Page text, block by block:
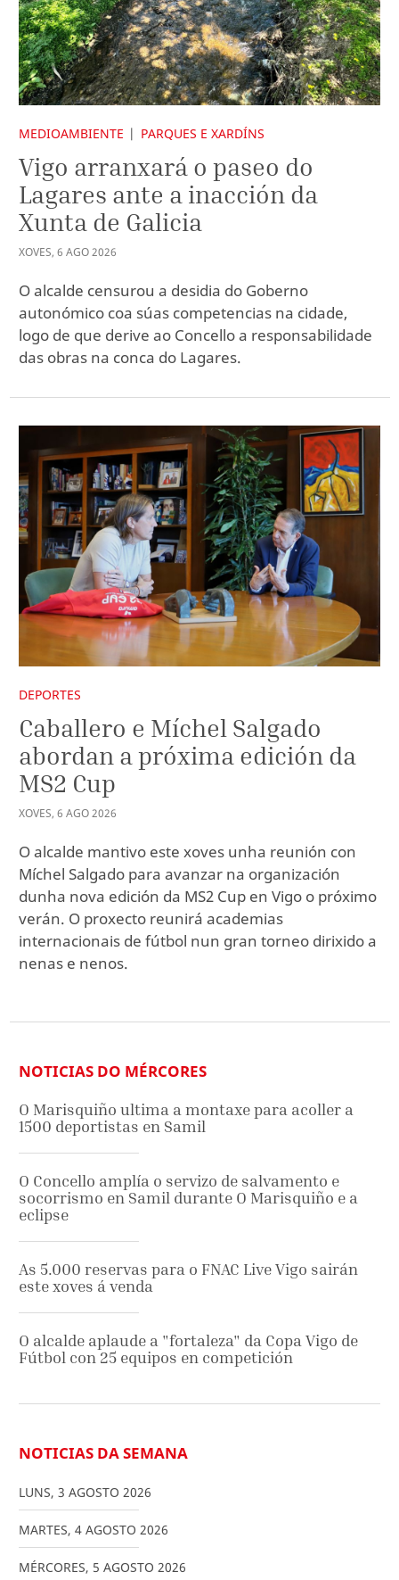
MEDIOAMBIENTE PARQUES E XARDÍNS
Vigo arranxará o paseo do
Lagares ante a inacción da
Xunta de Galicia
XOVES, 6 AGO2026
O alcalde censurou a desidia do Goberno
autonómico coa súas competencias na cidade,
logo de que derive ao Concello a responsabilidade
das obras na conca do Lagares.
DEPORTES
Caballero e Míchel Salgado
abordan a próxima edición da
MS2 Cup
XOVES, 6 AGO2026
O alcalde mantivo este xoves unha reunión con
Míchel Salgado para avanzar na organización
dunha nova edición da MS2 Cup en Vigo o próximo
verán. O proxecto reunirá academias
internacionais de fútbol nun gran torneo dirixido a
nenas e nenos.
NOTICIAS DO MÉRCORES
O Marisquiño ultima a montaxe para acoller a
1500 deportistas en Samil
O Concello amplía o servizo de salvamento e
socorrismo en Samil durante O Marisquiño e a
eclipse
As 5.000 reservas para o FNAC Live Vigo sairán
este xoves á venda
O alcalde aplaude a "fortaleza" da Copa Vigo de
Fútbol con 25 equipos en competición
NOTICIAS DA SEMANA
LUNS, 3 AGOSTO 2026
MARTES, 4 AGOSTO 2026
MÉRCORES, 5 AGOSTO 2026